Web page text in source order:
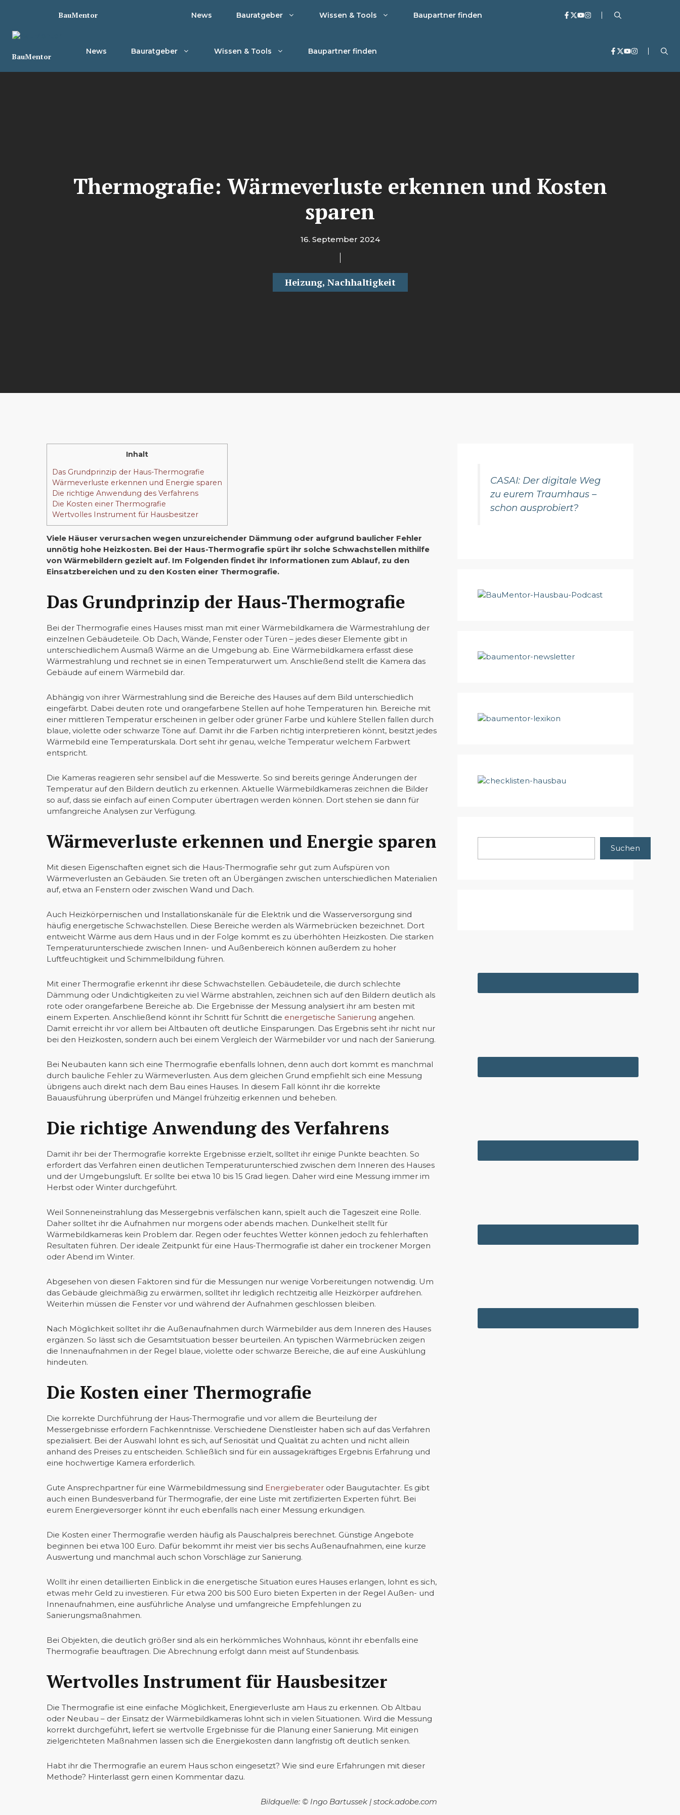
BauMentor News Bauratgeber Wissen & Tools Baupartner finden
BauMentor
News Bauratgeber Wissen & Tools Baupartner finden
Thermografie: Wärmeverluste erkennen und Kosten
sparen
16. September 2024
Heizung, Nachhaltigkeit
Inhalt
Das Grundprinzip der Haus-Thermografie
Wärmeverluste erkennen und Energie sparen
Die richtige Anwendung des Verfahrens
Die Kosten einer Thermografie
Wertvolles Instrument für Hausbesitzer
Viele Häuser verursachen wegen unzureichender Dämmung oder aufgrund baulicher Fehler
unnötig hohe Heizkosten. Bei der Haus-Thermografie spürt ihr solche Schwachstellen mithilfe
von Wärmebildern gezielt auf. Im Folgenden findet ihr Informationen zum Ablauf, zu den
Einsatzbereichen und zu den Kosten einer Thermografie.
Das Grundprinzip der Haus-Thermografie
Bei der Thermografie eines Hauses misst man mit einer Wärmebildkamera die Wärmestrahlung der
einzelnen Gebäudeteile. Ob Dach, Wände, Fenster oder Türen – jedes dieser Elemente gibt in
unterschiedlichem Ausmaß Wärme an die Umgebung ab. Eine Wärmebildkamera erfasst diese
Wärmestrahlung und rechnet sie in einen Temperaturwert um. Anschließend stellt die Kamera das
Gebäude auf einem Wärmebild dar.
Abhängig von ihrer Wärmestrahlung sind die Bereiche des Hauses auf dem Bild unterschiedlich
eingefärbt. Dabei deuten rote und orangefarbene Stellen auf hohe Temperaturen hin. Bereiche mit
einer mittleren Temperatur erscheinen in gelber oder grüner Farbe und kühlere Stellen fallen durch
blaue, violette oder schwarze Töne auf. Damit ihr die Farben richtig interpretieren könnt, besitzt jedes
Wärmebild eine Temperaturskala. Dort seht ihr genau, welche Temperatur welchem Farbwert
entspricht.
Die Kameras reagieren sehr sensibel auf die Messwerte. So sind bereits geringe Änderungen der
Temperatur auf den Bildern deutlich zu erkennen. Aktuelle Wärmebildkameras zeichnen die Bilder
so auf, dass sie einfach auf einen Computer übertragen werden können. Dort stehen sie dann für
umfangreiche Analysen zur Verfügung.
Wärmeverluste erkennen und Energie sparen
Mit diesen Eigenschaften eignet sich die Haus-Thermografie sehr gut zum Aufspüren von
Wärmeverlusten an Gebäuden. Sie treten oft an Übergängen zwischen unterschiedlichen Materialien
auf, etwa an Fenstern oder zwischen Wand und Dach.
Auch Heizkörpernischen und Installationskanäle für die Elektrik und die Wasserversorgung sind
häufig energetische Schwachstellen. Diese Bereiche werden als Wärmebrücken bezeichnet. Dort
entweicht Wärme aus dem Haus und in der Folge kommt es zu überhöhten Heizkosten. Die starken
Temperaturunterschiede zwischen Innen- und Außenbereich können außerdem zu hoher
Luftfeuchtigkeit und Schimmelbildung führen.
Mit einer Thermografie erkennt ihr diese Schwachstellen. Gebäudeteile, die durch schlechte
Dämmung oder Undichtigkeiten zu viel Wärme abstrahlen, zeichnen sich auf den Bildern deutlich als
rote oder orangefarbene Bereiche ab. Die Ergebnisse der Messung analysiert ihr am besten mit
einem Experten. Anschließend könnt ihr Schritt für Schritt die energetische Sanierung angehen.
Damit erreicht ihr vor allem bei Altbauten oft deutliche Einsparungen. Das Ergebnis seht ihr nicht nur
bei den Heizkosten, sondern auch bei einem Vergleich der Wärmebilder vor und nach der Sanierung.
Bei Neubauten kann sich eine Thermografie ebenfalls lohnen, denn auch dort kommt es manchmal
durch bauliche Fehler zu Wärmeverlusten. Aus dem gleichen Grund empfiehlt sich eine Messung
übrigens auch direkt nach dem Bau eines Hauses. In diesem Fall könnt ihr die korrekte
Bauausführung überprüfen und Mängel frühzeitig erkennen und beheben.
Die richtige Anwendung des Verfahrens
Damit ihr bei der Thermografie korrekte Ergebnisse erzielt, solltet ihr einige Punkte beachten. So
erfordert das Verfahren einen deutlichen Temperaturunterschied zwischen dem Inneren des Hauses
und der Umgebungsluft. Er sollte bei etwa 10 bis 15 Grad liegen. Daher wird eine Messung immer im
Herbst oder Winter durchgeführt.
Weil Sonneneinstrahlung das Messergebnis verfälschen kann, spielt auch die Tageszeit eine Rolle.
Daher solltet ihr die Aufnahmen nur morgens oder abends machen. Dunkelheit stellt für
Wärmebildkameras kein Problem dar. Regen oder feuchtes Wetter können jedoch zu fehlerhaften
Resultaten führen. Der ideale Zeitpunkt für eine Haus-Thermografie ist daher ein trockener Morgen
oder Abend im Winter.
Abgesehen von diesen Faktoren sind für die Messungen nur wenige Vorbereitungen notwendig. Um
das Gebäude gleichmäßig zu erwärmen, solltet ihr lediglich rechtzeitig alle Heizkörper aufdrehen.
Weiterhin müssen die Fenster vor und während der Aufnahmen geschlossen bleiben.
Nach Möglichkeit solltet ihr die Außenaufnahmen durch Wärmebilder aus dem Inneren des Hauses
ergänzen. So lässt sich die Gesamtsituation besser beurteilen. An typischen Wärmebrücken zeigen
die Innenaufnahmen in der Regel blaue, violette oder schwarze Bereiche, die auf eine Auskühlung
hindeuten.
Die Kosten einer Thermografie
Die korrekte Durchführung der Haus-Thermografie und vor allem die Beurteilung der
Messergebnisse erfordern Fachkenntnisse. Verschiedene Dienstleister haben sich auf das Verfahren
spezialisiert. Bei der Auswahl lohnt es sich, auf Seriosität und Qualität zu achten und nicht allein
anhand des Preises zu entscheiden. Schließlich sind für ein aussagekräftiges Ergebnis Erfahrung und
eine hochwertige Kamera erforderlich.
Gute Ansprechpartner für eine Wärmebildmessung sind Energieberater oder Baugutachter. Es gibt
auch einen Bundesverband für Thermografie, der eine Liste mit zertifizierten Experten führt. Bei
eurem Energieversorger könnt ihr euch ebenfalls nach einer Messung erkundigen.
Die Kosten einer Thermografie werden häufig als Pauschalpreis berechnet. Günstige Angebote
beginnen bei etwa 100 Euro. Dafür bekommt ihr meist vier bis sechs Außenaufnahmen, eine kurze
Auswertung und manchmal auch schon Vorschläge zur Sanierung.
Wollt ihr einen detaillierten Einblick in die energetische Situation eures Hauses erlangen, lohnt es sich,
etwas mehr Geld zu investieren. Für etwa 200 bis 500 Euro bieten Experten in der Regel Außen- und
Innenaufnahmen, eine ausführliche Analyse und umfangreiche Empfehlungen zu
Sanierungsmaßnahmen.
Bei Objekten, die deutlich größer sind als ein herkömmliches Wohnhaus, könnt ihr ebenfalls eine
Thermografie beauftragen. Die Abrechnung erfolgt dann meist auf Stundenbasis.
Wertvolles Instrument für Hausbesitzer
Die Thermografie ist eine einfache Möglichkeit, Energieverluste am Haus zu erkennen. Ob Altbau
oder Neubau – der Einsatz der Wärmebildkameras lohnt sich in vielen Situationen. Wird die Messung
korrekt durchgeführt, liefert sie wertvolle Ergebnisse für die Planung einer Sanierung. Mit einigen
zielgerichteten Maßnahmen lassen sich die Energiekosten dann langfristig oft deutlich senken.
Habt ihr die Thermografie an eurem Haus schon eingesetzt? Wie sind eure Erfahrungen mit dieser
Methode? Hinterlasst gern einen Kommentar dazu.
Bildquelle: © Ingo Bartussek | stock.adobe.com
CASAI: Der digitale Weg
zu eurem Traumhaus –
schon ausprobiert?
Suchen